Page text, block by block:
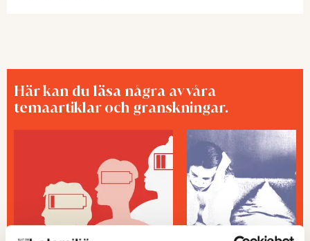
Här kan du läsa några av våra
temaartiklar och granskningar.